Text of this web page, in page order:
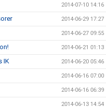
2014-07-10 14:16
2014-06-29 17:27
2014-06-27 09:55
2014-06-21 01:13
IK 2014-06-20 05:46
2014-06-16 07:00
2014-06-16 06:39
2014-06-13 14:54